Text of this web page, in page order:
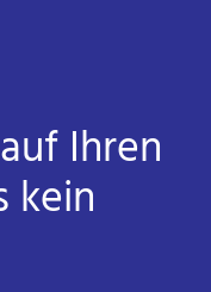
Ihren
kein